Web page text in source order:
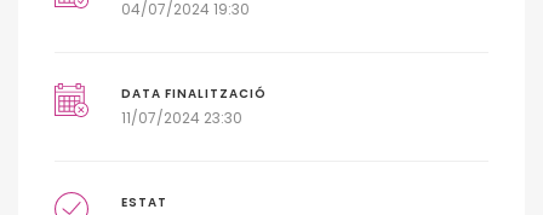
04/07/2024 19:30
DATA FINALITZACIÓ
11/07/2024 23:30
ESTAT